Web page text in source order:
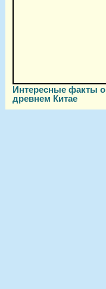
Интересные факты о
древнем Китае